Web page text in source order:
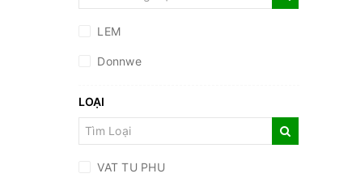
LEM
Donnwe
LOẠI
VAT TU PHU